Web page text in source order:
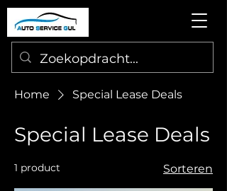
Home Special Lease Deals
Special Lease Deals
1 product Sorteren